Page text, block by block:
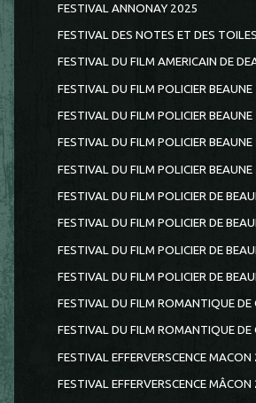
FESTIVAL ANNONAY 2025
FESTIVAL DES NOTES ET DES
FESTIVAL DU FILM AMERICAIN DE
FESTIVAL DU FILM POLICIER
FESTIVAL DU FILM POLICIER
FESTIVAL DU FILM POLICIER
FESTIVAL DU FILM POLICIER
FESTIVAL DU FILM POLICIER DE
FESTIVAL DU FILM POLICIER DE
FESTIVAL DU FILM POLICIER DE
FESTIVAL DU FILM POLICIER DE
FESTIVAL DU FILM ROMANTIQUE
FESTIVAL DU FILM ROMANTIQUE
FESTIVAL EFFERVERSCENCE MACON
FESTIVAL EFFERVERSCENCE